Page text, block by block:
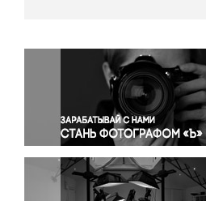
Окружающая среда
Политика
Правосудие
Происшествия и конфликты
Религия
Светская жизнь
Спорт
Экология